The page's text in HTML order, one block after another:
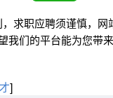
求职应聘须谨慎，网
我们的平台能为您带来
]